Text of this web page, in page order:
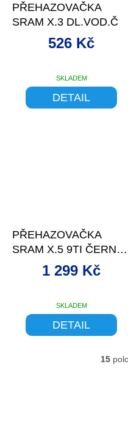
PŘEHAZOVAČKA
SRAM X.3 DL.VOD.Č
SKLADEM
526 Kč
DETAIL
PŘEHAZOVAČKA
SRAM X.5 9TI ČERNÁ
STŘEDNÍ VODÍTKO
SKLADEM
1 299 Kč
DETAIL
15